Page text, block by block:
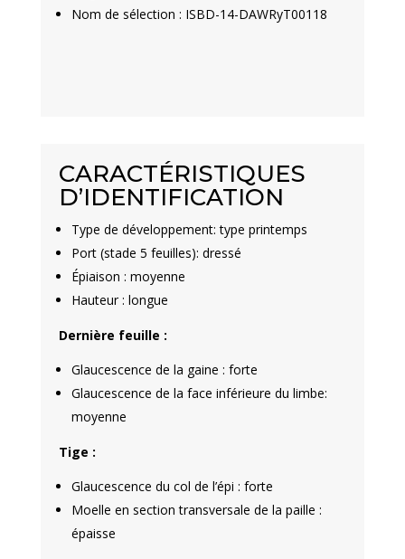
Nom de sélection : ISBD-14-DAWRyT00118
CARACTÉRISTIQUES
D’IDENTIFICATION
Type de développement: type printemps
Port (stade 5 feuilles): dressé
Épiaison : moyenne
Hauteur : longue
Dernière feuille :
Glaucescence de la gaine : forte
Glaucescence de la face inférieure du limbe:
moyenne
Tige :
Glaucescence du col de l’épi : forte
Moelle en section transversale de la paille :
épaisse